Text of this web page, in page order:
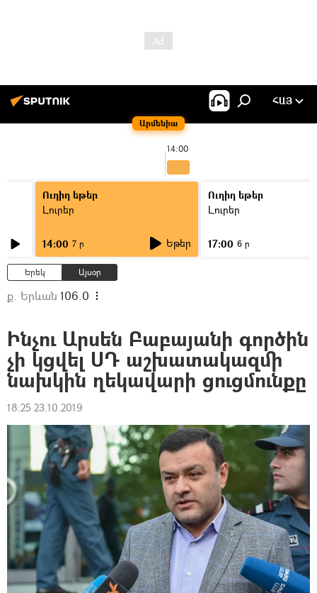
Արմենիա
ՀԱՅ
14:00
Ուղիղ եթեր
Լուրեր
14:00 7 ր Եթեր
Ուղիղ եթեր
Լուրեր
17:00 6 ր
Երեկ Այսօր
ք. Երևան 106.0
Ինչու Արսեն Բաբայանի գործին
չի կցվել ՍԴ աշխատակազմի
նախկին ղեկավարի ցուցմունքը
18:25 23.10.2019